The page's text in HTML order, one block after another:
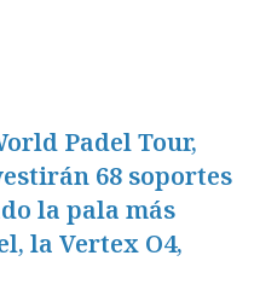
Padel Tour,
68 soportes
la pala más
la Vertex O4,